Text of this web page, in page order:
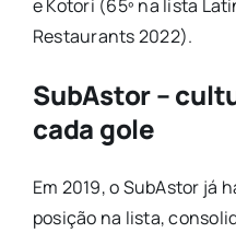
e Kotori (65º na lista
Restaurants 2022).
SubAstor –
cada gole
Em 2019, o SubAstor já
posição na lista,